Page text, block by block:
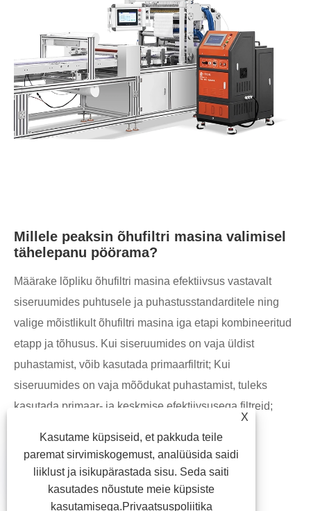
Millele peaksin õhufiltri masina valimisel
tähelepanu pöörama?
Määrake lõpliku õhufiltri masina efektiivsus vastavalt
siseruumides puhtusele ja puhastusstandarditele ning
valige mõistlikult õhufiltri masina iga etapi kombineeritud
etapp ja tõhusus. Kui siseruumides on vaja üldist
puhastamist, võib kasutada primaarfiltrit; Kui
siseruumides on vaja mõõdukat puhastamist, tuleks
kasutada primaar- ja keskmise efektiivsusega filtreid;
X
Kasutame küpsiseid, et pakkuda teile
paremat sirvimiskogemust, analüüsida saidi
liiklust ja isikupärastada sisu. Seda saiti
kasutades nõustute meie küpsiste
kasutamisega.Privaatsuspoliitika